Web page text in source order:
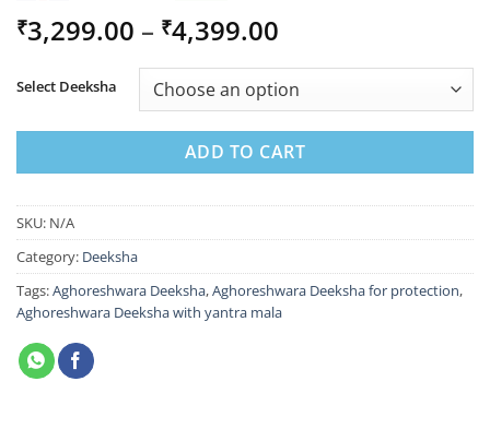
₹3,299.00 – ₹4,399.00
₹3,299.00
through
₹4,399.00
Select Deeksha
ADD TO CART
SKU: N/A
Category: Deeksha
Tags:Aghoreshwara Deeksha,Aghoreshwara Deeksha for protection,
Aghoreshwara Deeksha with yantra mala